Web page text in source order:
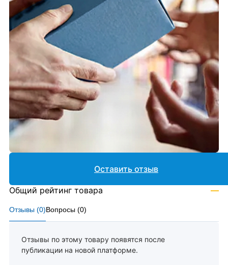
Отзывы (0)Вопросы (0)
Отзывы по этому товару появятся после
публикации на новой платформе.
Оставить отзыв
Общий рейтинг товара —